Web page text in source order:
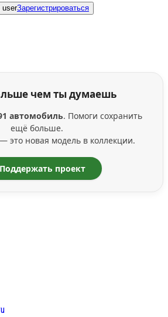
Зарегистрироваться
чем ты думаешь
автомобиль. Помоги сохранить
ещё больше.
это новая модель в коллекции.
проект